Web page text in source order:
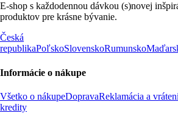
E-shop s každodennou dávkou (s)novej
produktov pre krásne bývanie.
Česká
republikaPoľskoSlovenskoRumunsko
Informácie o nákupe
Všetko o nákupeDopravaReklamácia a
kredity